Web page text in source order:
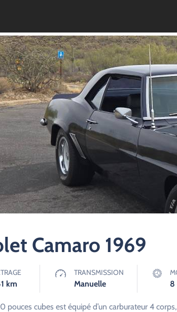
Camaro 1969
km
TRANSMISSION
Manuelle 8
pouces cubes est équipé d’un carburateur 4